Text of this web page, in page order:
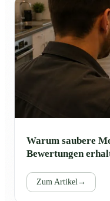
Warum saubere
Bewertungen
Zum Artikel →